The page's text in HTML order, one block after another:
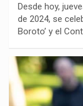
Desde hoy,
de 2024, se
Boroto’ y el